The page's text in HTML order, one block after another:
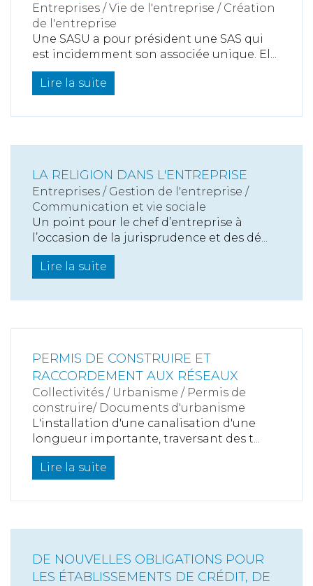
Entreprises / Vie de l'entreprise / Création
de l'entreprise
Une SASU a pour président une SAS qui
est incidemment son associée unique. El...
Lire la suite
LA RELIGION DANS L'ENTREPRISE
Entreprises / Gestion de l'entreprise /
Communication et vie sociale
Un point pour le chef d’entreprise à
l’occasion de la jurisprudence et des dé...
Lire la suite
PERMIS DE CONSTRUIRE ET
RACCORDEMENT AUX RÉSEAUX
Collectivités / Urbanisme / Permis de
construire/ Documents d'urbanisme
L'installation d'une canalisation d'une
longueur importante, traversant des t...
Lire la suite
DE NOUVELLES OBLIGATIONS POUR
LES ÉTABLISSEMENTS DE CRÉDIT, DE